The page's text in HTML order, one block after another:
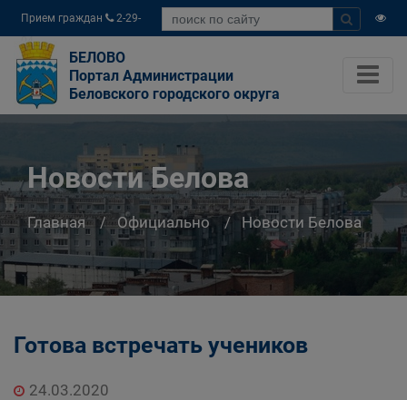
Прием граждан
2-29-
04
БЕЛОВО
Портал Администрации
Беловского городского округа
Новости Белова
Главная Официально Новости Белова
Готова встречать учеников
24.03.2020